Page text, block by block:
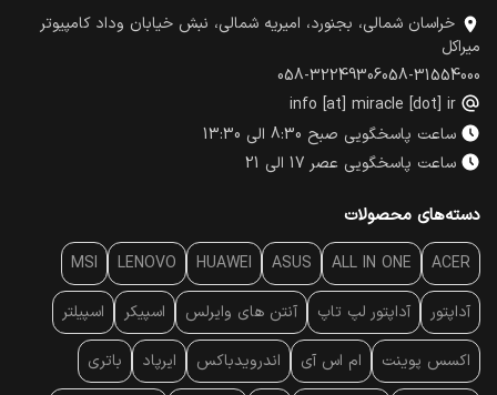
خراسان شمالی، بجنورد، امیریه شمالی، نبش خیابان وداد کامپیوتر
میراکل
058-31554000
058-32249306
info [at] miracle [dot] ir
ساعت پاسخگویی صبح 8:30 الی 13:30
ساعت پاسخگویی عصر 17 الی 21
دسته‌های محصولات
ACER
ALL IN ONE
ASUS
HUAWEI
LENOVO
MSI
آداپتور آداپتور لپ تاپ آنتن‌ های وایرلس اسپیکر اسپیلتر
اکسس پوینت ام اس آی اندرویدباکس ایرپاد باتری